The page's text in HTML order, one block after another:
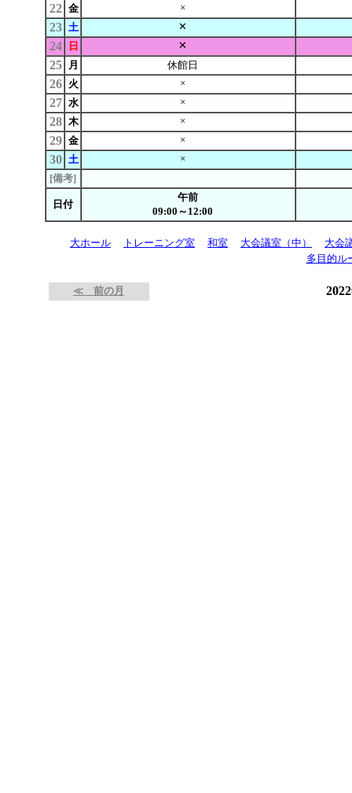
22 金 ×
23 土 ✕
24 日 ✕
25 月 休館日
26 火 ×
27 水 ×
28 木 ×
29 金 ×
30 土
×
[備考]
日付
午前
09:00～12:00
大ホール トレーニング室 和室 大会議室（中）
大会
多目的ル
≪ 前の月